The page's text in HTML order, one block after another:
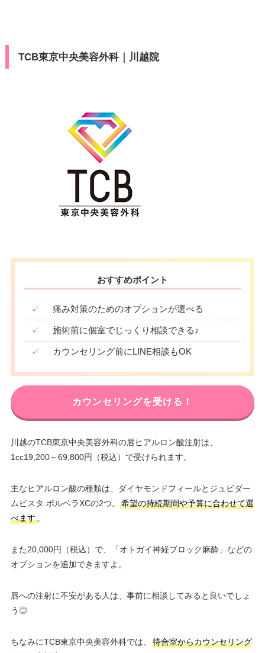
TCB東京中央美容外科｜川越院
おすすめポイント
✓ 痛み対策のためのオプションが選べる
✓ 施術前に個室でじっくり相談できる♪
✓ カウンセリング前にLINE相談もOK
カウンセリングを受ける！
川越のTCB東京中央美容外科の唇ヒアルロン酸注射は、
1cc19,200～69,800円（税込）で受けられます。
主なヒアルロン酸の種類は、ダイヤモンドフィールとジュビダー
ムビスタ ボルベラXCの2つ。
希望の持続期間や予算に合わせて選
べます。
また20,000円（税込）で、「オトガイ神経ブロック麻酔」などの
オプションを追加できますよ。
唇への注射に不安がある人は、事前に相談してみると良いでしょ
う◎
ちなみにTCB東京中央美容外科では、
待合室からカウンセリング